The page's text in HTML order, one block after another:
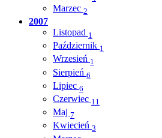
Marzec 2
2007
Listopad 1
Październik 1
Wrzesień 1
Sierpień 6
Lipiec 6
Czerwiec 11
Maj 7
Kwiecień 3